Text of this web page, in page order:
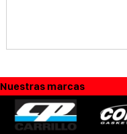
Nuestras marcas